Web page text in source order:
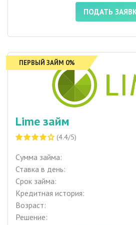
ПОДАТЬ
ПЕРВЫЙ ЗАЙМ 0%
Lime займ
(4.4/5)
Сумма займа:
Ставка в день:
Срок займа:
Кредитная история:
Возраст:
Решение: